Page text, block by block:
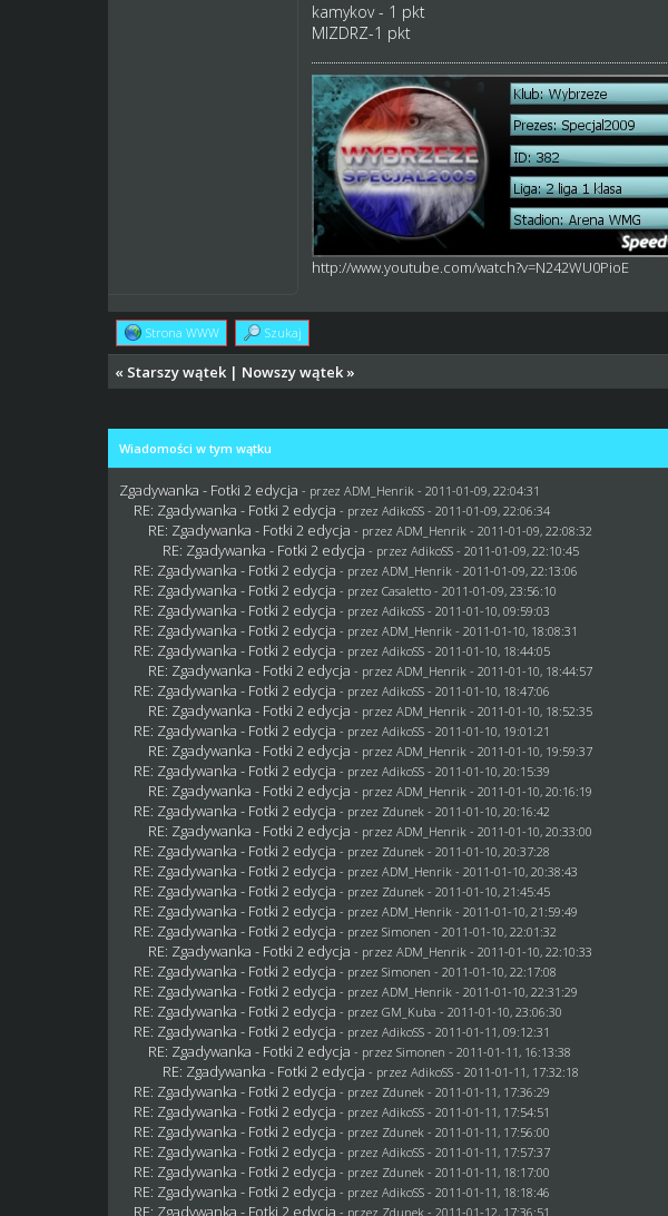
kamykov - 1 pkt
MIZDRZ-1 pkt
http://www.youtube.com/watch?v=N242WU0PioE
Strona WWW Szukaj
« Starszy wątek | Nowszy wątek »
Wiadomości w tym wątku
Zgadywanka - Fotki 2 edycja - przezADM_Henrik - 2011-01-09, 22:04:31
RE: Zgadywanka - Fotki 2 edycja - przez AdikoSS - 2011-01-09, 22:06:34
RE: Zgadywanka - Fotki 2 edycja - przezADM_Henrik - 2011-01-09, 22:08:32
RE: Zgadywanka - Fotki 2 edycja - przez AdikoSS - 2011-01-09, 22:10:45
RE: Zgadywanka - Fotki 2 edycja - przezADM_Henrik - 2011-01-09, 22:13:06
RE: Zgadywanka - Fotki 2 edycja - przezCasaletto - 2011-01-09, 23:56:10
RE: Zgadywanka - Fotki 2 edycja - przez AdikoSS - 2011-01-10, 09:59:03
RE: Zgadywanka - Fotki 2 edycja - przezADM_Henrik - 2011-01-10, 18:08:31
RE: Zgadywanka - Fotki 2 edycja - przez AdikoSS - 2011-01-10, 18:44:05
RE: Zgadywanka - Fotki 2 edycja - przezADM_Henrik - 2011-01-10, 18:44:57
RE: Zgadywanka - Fotki 2 edycja - przez AdikoSS - 2011-01-10, 18:47:06
RE: Zgadywanka - Fotki 2 edycja - przezADM_Henrik - 2011-01-10, 18:52:35
RE: Zgadywanka - Fotki 2 edycja - przez AdikoSS - 2011-01-10, 19:01:21
RE: Zgadywanka - Fotki 2 edycja - przezADM_Henrik - 2011-01-10, 19:59:37
RE: Zgadywanka - Fotki 2 edycja - przez AdikoSS - 2011-01-10, 20:15:39
RE: Zgadywanka - Fotki 2 edycja - przezADM_Henrik - 2011-01-10, 20:16:19
RE: Zgadywanka - Fotki 2 edycja - przez Zdunek - 2011-01-10, 20:16:42
RE: Zgadywanka - Fotki 2 edycja - przezADM_Henrik - 2011-01-10, 20:33:00
RE: Zgadywanka - Fotki 2 edycja - przez Zdunek - 2011-01-10, 20:37:28
RE: Zgadywanka - Fotki 2 edycja - przezADM_Henrik - 2011-01-10, 20:38:43
RE: Zgadywanka - Fotki 2 edycja - przez Zdunek - 2011-01-10, 21:45:45
RE: Zgadywanka - Fotki 2 edycja - przezADM_Henrik - 2011-01-10, 21:59:49
RE: Zgadywanka - Fotki 2 edycja - przezSimonen - 2011-01-10, 22:01:32
RE: Zgadywanka - Fotki 2 edycja - przezADM_Henrik - 2011-01-10, 22:10:33
RE: Zgadywanka - Fotki 2 edycja - przezSimonen - 2011-01-10, 22:17:08
RE: Zgadywanka - Fotki 2 edycja - przezADM_Henrik - 2011-01-10, 22:31:29
RE: Zgadywanka - Fotki 2 edycja - przezGM_Kuba - 2011-01-10, 23:06:30
RE: Zgadywanka - Fotki 2 edycja - przez AdikoSS - 2011-01-11, 09:12:31
RE: Zgadywanka - Fotki 2 edycja - przezSimonen - 2011-01-11, 16:13:38
RE: Zgadywanka - Fotki 2 edycja - przez AdikoSS - 2011-01-11, 17:32:18
RE: Zgadywanka - Fotki 2 edycja - przez Zdunek - 2011-01-11, 17:36:29
RE: Zgadywanka - Fotki 2 edycja - przez AdikoSS - 2011-01-11, 17:54:51
RE: Zgadywanka - Fotki 2 edycja - przez Zdunek - 2011-01-11, 17:56:00
RE: Zgadywanka - Fotki 2 edycja - przez AdikoSS - 2011-01-11, 17:57:37
RE: Zgadywanka - Fotki 2 edycja - przez Zdunek - 2011-01-11, 18:17:00
RE: Zgadywanka - Fotki 2 edycja - przez AdikoSS - 2011-01-11, 18:18:46
RE: Zgadywanka - Fotki 2 edycja - przez Zdunek - 2011-01-12, 17:36:51